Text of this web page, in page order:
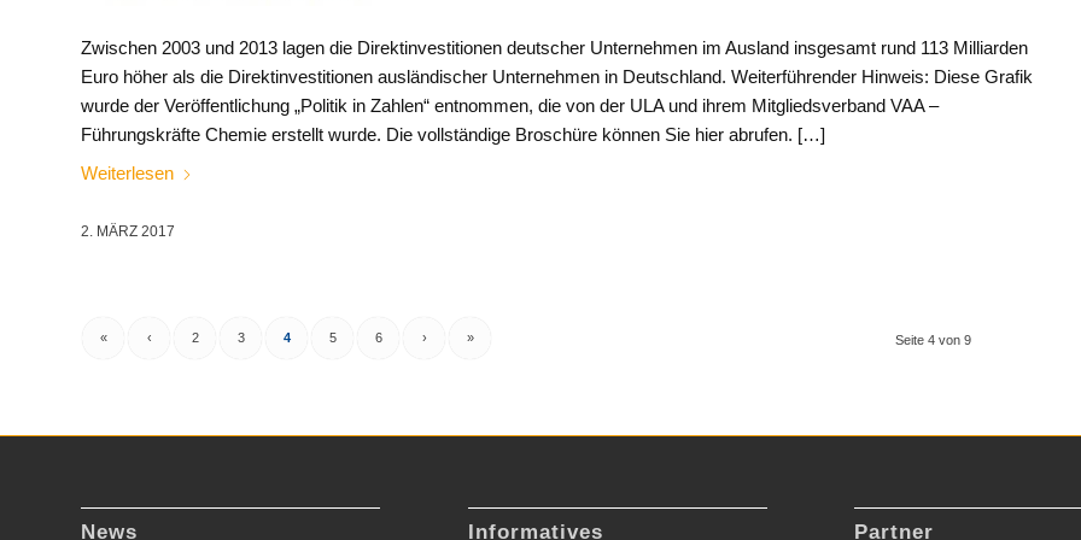
Zwischen 2003 und 2013 lagen die Direktinvestitionen deutscher Unternehmen im Ausland insgesamt rund 113 Milliarden
Euro höher als die Direktinvestitionen ausländischer Unternehmen in Deutschland. Weiterführender Hinweis: Diese Grafik
wurde der Veröffentlichung „Politik in Zahlen“ entnommen, die von der ULA und ihrem Mitgliedsverband VAA –
Führungskräfte Chemie erstellt wurde. Die vollständige Broschüre können Sie hier abrufen. […]
Weiterlesen
2. MÄRZ 2017
Seite 4 von 9
« ‹ 2 3 4 5 6 › »
News Informatives Partner